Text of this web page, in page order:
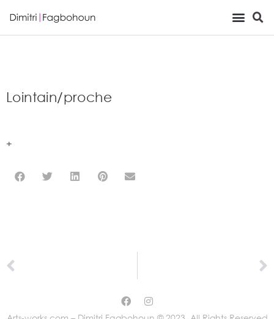
Lointain/proche
+